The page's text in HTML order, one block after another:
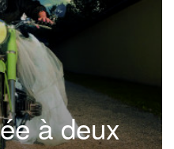
à deux